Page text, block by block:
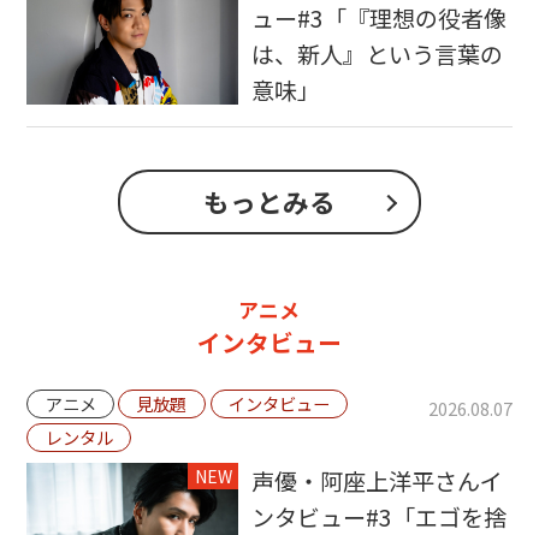
ュー#3「『理想の役者像
は、新人』という言葉の
意味」
もっとみる
アニメ
インタビュー
アニメ 見放題
インタビュー
レンタル
2026.08.07
NEW
声優・阿座上洋平さんイ
ンタビュー#3「エゴを捨